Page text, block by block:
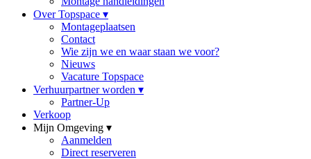
Over Topspace ▾
Montageplaatsen
Contact
Wie zijn we en waar staan we voor?
Nieuws
Vacature Topspace
Verhuurpartner worden ▾
Partner-Up
Verkoop
Mijn Omgeving ▾
Aanmelden
Direct reserveren